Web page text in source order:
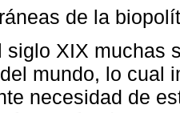
de la
siglo XIX muchas
mundo, lo cual
necesidad de